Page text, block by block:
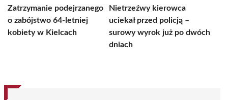
Zatrzymanie podejrzanego
o zabójstwo 64-letniej
kobiety w Kielcach
Nietrzeźwy kierowca
uciekał przed policją –
surowy wyrok już po dwóch
dniach